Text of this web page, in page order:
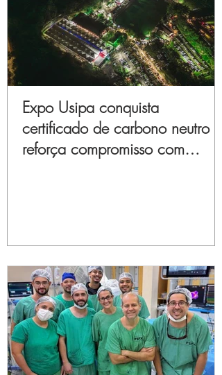
Expo Usipa conquista
certificado de carbono neutro e
reforça compromisso com